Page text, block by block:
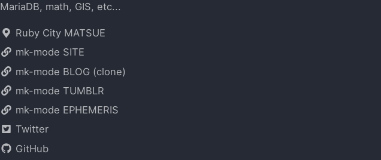
MariaDB, math, GIS, etc...
Ruby City MATSUE
mk-mode SITE
mk-mode BLOG (clone)
mk-mode TUMBLR
mk-mode EPHEMERIS
Twitter
GitHub